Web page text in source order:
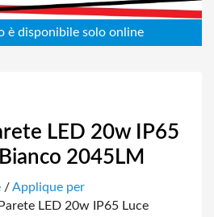
LED 20w IP65
2045LM
/Applique per
LED 20w IP65 Luce